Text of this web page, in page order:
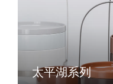
太平湖系列